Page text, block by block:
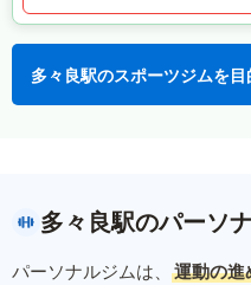
多々良駅のスポーツジムを
多々良駅のパーソ
パーソナルジムは、
運動の進